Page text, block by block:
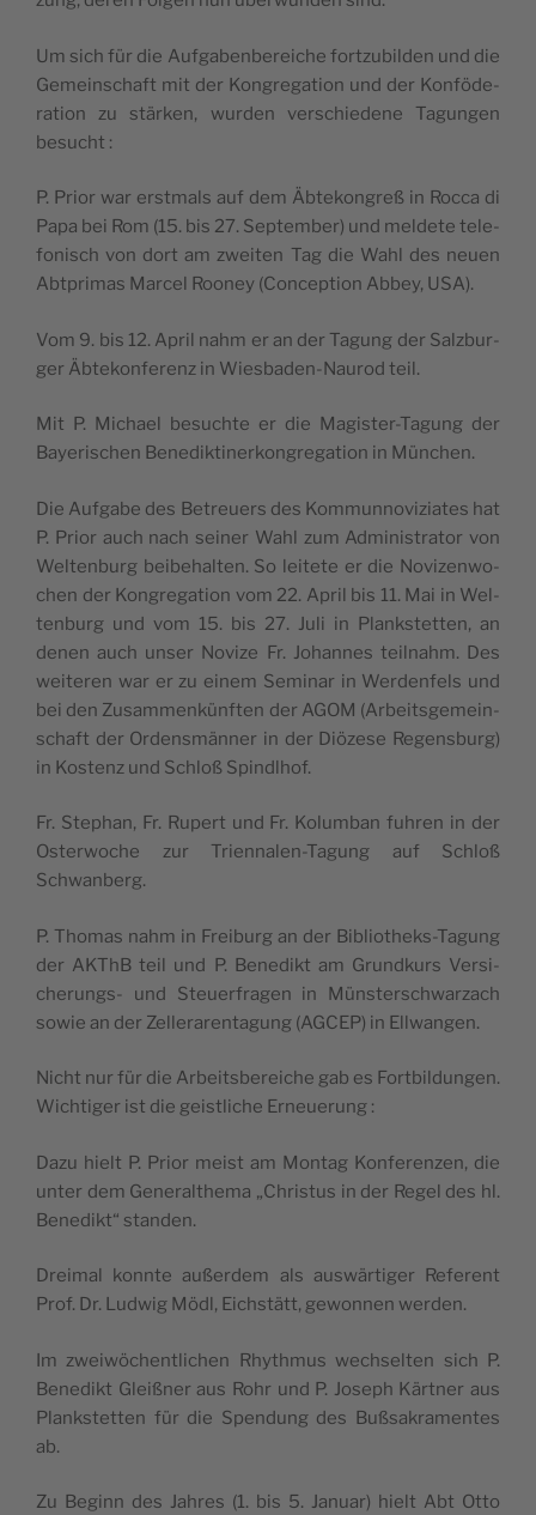
Um sich für die Auf­ga­ben­be­reiche fort­zu­bil­den und die
Gemein­schaft mit der Kon­gre­ga­tion und der Konfö­de­
ra­tion zu stär­ken, wur­den ver­schie­dene Tagun­gen
besucht :
P. Prior war erst­mals auf dem Äbte­kon­greß in Roc­ca di
Papa bei Rom (15. bis 27. Sep­tem­ber) und mel­dete tele­
fo­nisch von dort am zwei­ten Tag die Wahl des neuen
Abt­pri­mas Mar­cel Roo­ney (Concep­tion Abbey, USA).
Vom 9. bis 12. April nahm er an der Tagung der Salz­bur­
ger Äbte­kon­fe­renz in Wies­ba­den-Nau­rod teil.
Mit P. Michael besuchte er die Magis­ter-Tagung der
Baye­ri­schen Bene­dik­ti­ner­kon­gre­ga­tion in München.
Die Auf­gabe des Betreuers des Kom­mun­no­vi­ziates hat
P. Prior auch nach sei­ner Wahl zum Admi­nis­tra­tor von
Wel­ten­burg bei­be­hal­ten. So lei­tete er die Novi­zen­wo­
chen der Kon­gre­ga­tion vom 22. April bis 11. Mai in Wel­
ten­burg und vom 15. bis 27. Juli in Planks­tet­ten, an
denen auch unser Novize Fr. Johannes teil­nahm. Des
wei­te­ren war er zu einem Semi­nar in Wer­den­fels und
bei den Zusam­menkünf­ten der AGOM (Arbeits­ge­mein­
schaft der Ordensmän­ner in der Diö­zese Regens­burg)
in Kos­tenz und Schloß Spindlhof.
Fr. Ste­phan, Fr. Rupert und Fr. Kolum­ban fuh­ren in der
Oster­woche zur Trien­na­len-Tagung auf Schloß
Schwanberg.
P. Tho­mas nahm in Frei­burg an der Biblio­theks-Tagung
der AKThB teil und P. Bene­dikt am Grund­kurs Ver­si­
che­rungs- und Steuer­fra­gen in Müns­ter­sch­war­zach
sowie an der Zel­le­ra­ren­ta­gung (AGCEP) in Ellwangen.
Nicht nur für die Arbeits­be­reiche gab es Fort­bil­dun­gen.
Wich­ti­ger ist die geist­liche Erneuerung :
Dazu hielt P. Prior meist am Mon­tag Kon­fe­ren­zen, die
unter dem Gene­ral­the­ma „Chris­tus in der Regel des hl.
Bene­dikt“ standen.
Drei­mal konnte außer­dem als auswär­ti­ger Referent
Prof. Dr. Lud­wig Mödl, Eichstätt, gewon­nen werden.
Im zweiwö­chent­li­chen Rhyth­mus wech­sel­ten sich P.
Bene­dikt Gleiß­ner aus Rohr und P. Joseph Kärt­ner aus
Planks­tet­ten für die Spen­dung des Buß­sa­kra­mentes
ab.
Zu Beginn des Jahres (1. bis 5. Januar) hielt Abt Otto